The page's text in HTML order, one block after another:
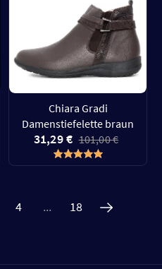
Chiara Gradi
Damenstiefelette braun
31,29 € 101,00 €
4 ... 18